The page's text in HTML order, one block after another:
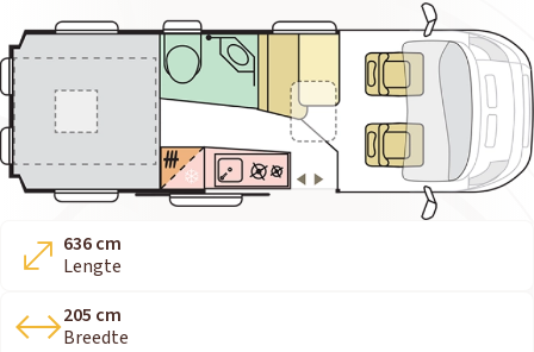
636 cm
Lengte
205 cm
Breedte